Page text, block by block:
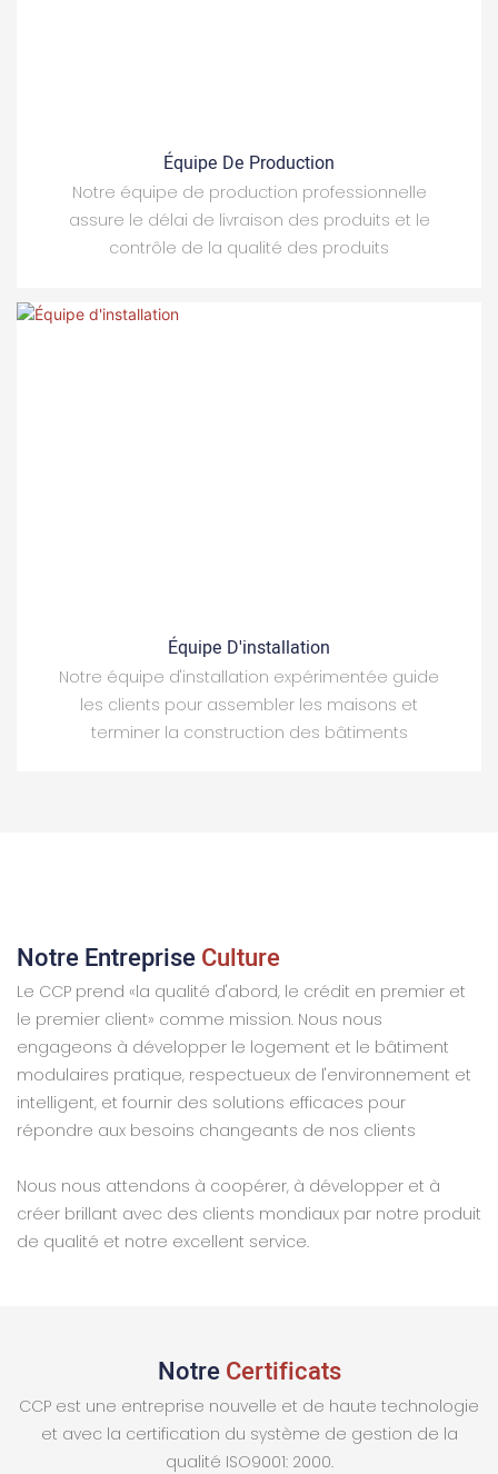
Équipe De Production
Notre équipe de production professionnelle
assure le délai de livraison des produits et le
contrôle de la qualité des produits
Équipe D'installation
Notre équipe d'installation expérimentée guide
les clients pour assembler les maisons et
terminer la construction des bâtiments
Notre EntrepriseCulture
Le CCP prend «la qualité d'abord, le crédit en premier et
le premier client» comme mission. Nous nous
engageons à développer le logement et le bâtiment
modulaires pratique, respectueux de l'environnement et
intelligent, et fournir des solutions efficaces pour
répondre aux besoins changeants de nos clients
Nous nous attendons à coopérer, à développer et à
créer brillant avec des clients mondiaux par notre produit
de qualité et notre excellent service.
NotreCertificats
CCP est une entreprise nouvelle et de haute technologie
et avec la certification du système de gestion de la
qualité ISO9001: 2000.